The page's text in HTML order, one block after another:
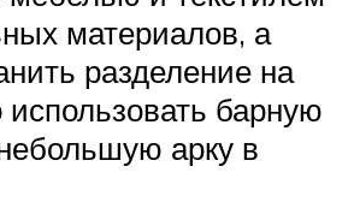
материалов, а
разделение на
барную
арку в